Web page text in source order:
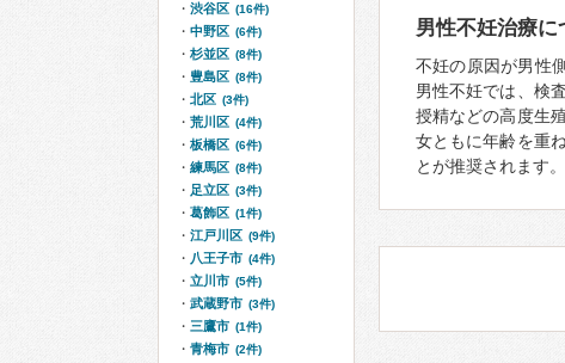
男性不妊治療に
不妊の原因が男性
男性不妊では、検
授精などの高度生
女ともに年齢を重
とが推奨されます。
渋谷区 (16件)
中野区 (6件)
杉並区 (8件)
豊島区 (8件)
北区 (3件)
荒川区 (4件)
板橋区 (6件)
練馬区 (8件)
足立区 (3件)
葛飾区 (1件)
江戸川区 (9件)
八王子市 (4件)
立川市 (5件)
武蔵野市 (3件)
三鷹市 (1件)
青梅市 (2件)